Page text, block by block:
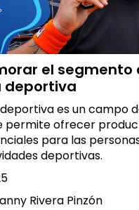
el segmento
es un campo
permite ofrecer
para las
deportivas.
Rivera Pinzón